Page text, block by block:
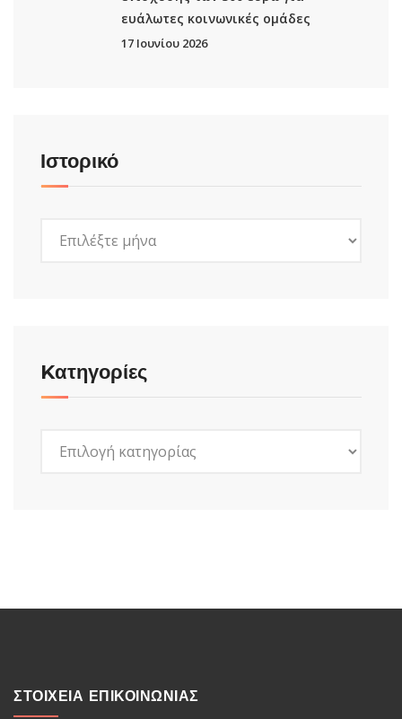
ευάλωτες κοινωνικές ομάδες
17 Ιουνίου 2026
Ιστορικό
Kατηγορίες
ΣΤΟΙΧΕΙΑ ΕΠΙΚΟΙΝΩΝΙΑΣ